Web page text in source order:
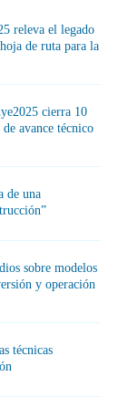
releva el legado
de ruta para la
cierra 10
avance técnico
de una
sobre modelos
y operación
técnicas